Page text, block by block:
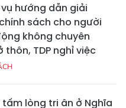
vụ hướng dẫn giải
sách cho người
không chuyên
thôn, TDP nghỉ việc
tấm lòng tri ân ở Nghĩa